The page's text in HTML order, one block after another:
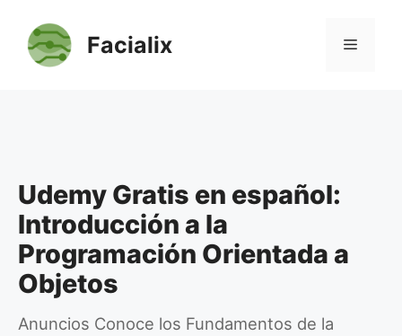
contenido
Facialix Menú
Udemy Gratis en español:
Introducción a la
Programación Orientada a
Objetos
Anuncios Conoce los Fundamentos de la